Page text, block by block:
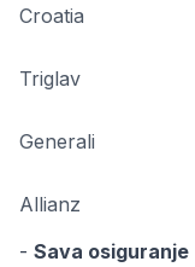
Croatia
Triglav
Generali
Allianz
- Sava osiguranje